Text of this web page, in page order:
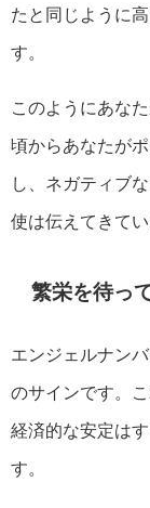
たと同じように
す。
このようにあな
頃からあなたが
し、ネガティブ
使は伝えてきてい
繁栄を待っ
エンジェルナン
のサインです。
経済的な安定は
す。